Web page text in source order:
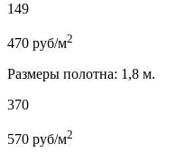
149
470 руб/м2
Размеры полотна: 1,8 м.
370
570 руб/м2